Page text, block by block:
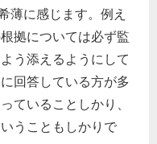
薄に感じます。例え
拠については必ず監
う添えるようにして
回答している方が多
ていることしかり、
うこともしかりで